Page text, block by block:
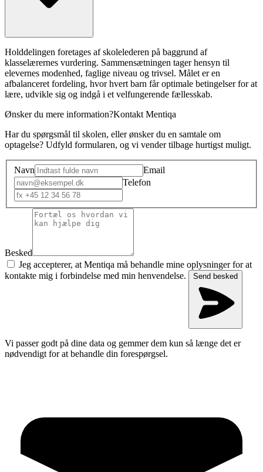
Holddelingen foretages af skolelederen på baggrund af
klasselærernes vurdering. Sammensætningen tager hensyn til
elevernes modenhed, faglige niveau og trivsel. Målet er en
afbalanceret fordeling, hvor hvert barn får optimale betingelser for at
lære, udvikle sig og indgå i et velfungerende fællesskab.
Ønsker du mere information?Kontakt Mentiqa
Har du spørgsmål til skolen, eller ønsker du en samtale om
optagelse? Udfyld formularen, og vi vender tilbage hurtigst muligt.
Navn
Email
Telefon
Besked
Jeg accepterer, at Mentiqa må behandle mine oplysninger for at
kontakte mig i forbindelse med min henvendelse.
Send besked
Vi passer godt på dine data og gemmer dem kun så længe det er
nødvendigt for at behandle din forespørgsel.